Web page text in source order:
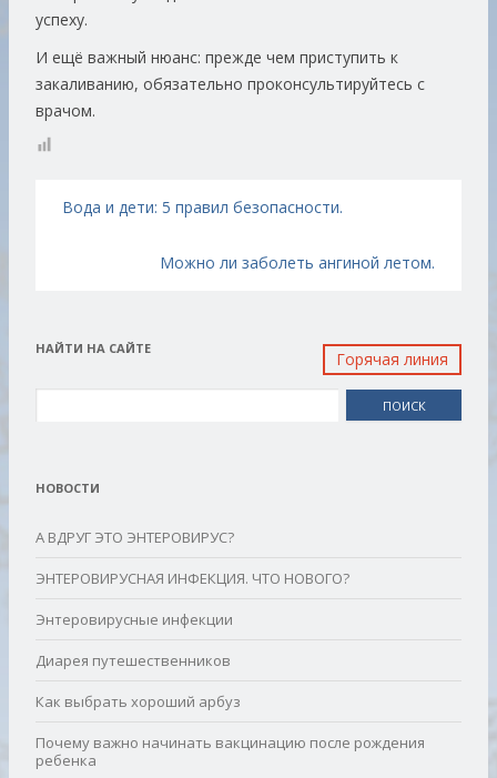
успеху.
И ещё важный нюанс: прежде чем приступить к
закаливанию, обязательно проконсультируйтесь с
врачом.
Навигация по записям
Вода и дети: 5 правил безопасности.
Можно ли заболеть ангиной летом.
Горячая линия
НАЙТИ НА САЙТЕ
НОВОСТИ
А ВДРУГ ЭТО ЭНТЕРОВИРУС?
ЭНТЕРОВИРУСНАЯ ИНФЕКЦИЯ. ЧТО НОВОГО?
Энтеровирусные инфекции
Диарея путешественников
Как выбрать хороший арбуз
Почему важно начинать вакцинацию после рождения
ребенка